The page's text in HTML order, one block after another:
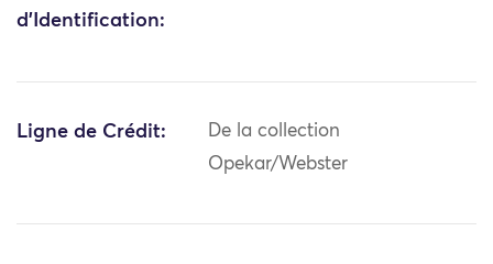
d'Identification:
Ligne de Crédit:
De la collection
Opekar/Webster